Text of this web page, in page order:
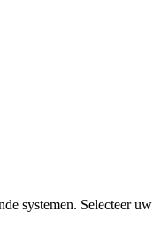
systemen. Selecteer uw